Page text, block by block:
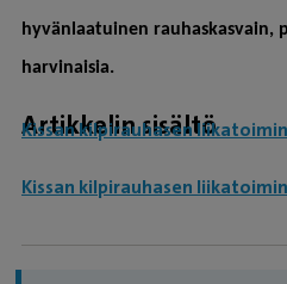
hyvänlaatuinen rauhaskasvain,
harvinaisia.
Artikkelin sisältö
Kissan kilpirauhasen
Kissan kilpirauhasen